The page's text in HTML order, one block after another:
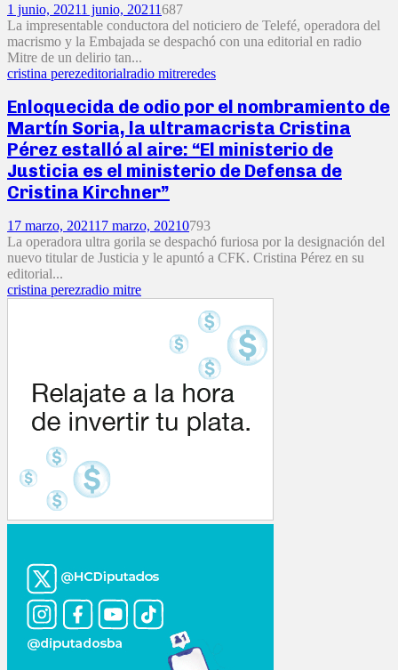
1 junio, 20211 junio, 20211687
La impresentable conductora del noticiero de Telefé, operadora del
macrismo y la Embajada se despachó con una editorial en radio
Mitre de un delirio tan...
cristina perezeditorialradio mitreredes
Enloquecida de odio por el nombramiento de
Martín Soria, la ultramacrista Cristina
Pérez estalló al aire: “El ministerio de
Justicia es el ministerio de Defensa de
Cristina Kirchner”
17 marzo, 202117 marzo, 20210793
La operadora ultra gorila se despachó furiosa por la designación del
nuevo titular de Justicia y le apuntó a CFK. Cristina Pérez en su
editorial...
cristina perezradio mitre